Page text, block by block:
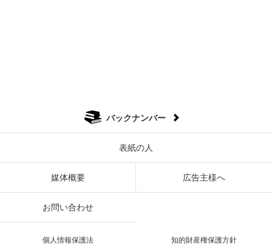
バックナンバー
表紙の人
媒体概要 広告主様へ
お問い合わせ
個人情報保護法 知的財産権保護方針